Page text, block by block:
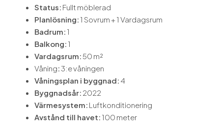
Status: Fullt möblerad
Planlösning: 1 Sovrum + 1 Vardagsrum
Badrum: 1
Balkong: 1
Vardagsrum:50 m²
Våning:3:e våningen
Våningsplan i byggnad: 4
Byggnadsår: 2022
Värmesystem: Luftkonditionering
Avstånd till havet: 100 meter